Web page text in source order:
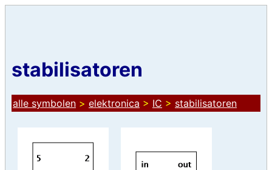
stabilisatoren
alle symbolen > elektronica > IC > stabilisatoren